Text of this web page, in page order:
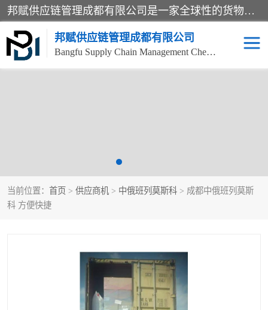
邦赋供应链管理成都有限公司是一家全球性的货物运输代理公司，主要从事：波兰中欧班列、德国中欧班列、出口莫斯科班列、中欧班列进口、蓉欧铁路、成都出口空运等业务，同时亦提供报关、报检、仓储、码头操作等服务。
邦赋供应链管理成都有限公司
Bangfu Supply Chain Management Chengdu Co.,LTD
当前位置： 首页 > 供应商机 > 中俄班列莫斯科 > 成都中俄班列莫斯
科 方便快捷
食品进口物流清关 南美海运
化妆品进口清关物流 国际海运
中欧班列进口红酒啤酒